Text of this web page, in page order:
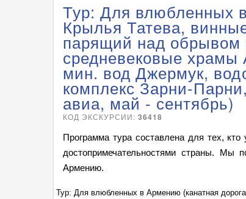
Тур: Для влюбленных
Крылья Татева,
парящий над обрывом
средневековые храмы
мин. вод Джермук,
комплекс Зарни-
авиа, май - сентябрь)
КОД ЭКСКУРСИИ:36418
Программа тура составлена для тех,
достопримечательностями страны. Мы
Армению.
Тур: Для влюбленных в Армению (канатная